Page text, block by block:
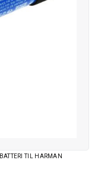
BATTERI TIL HARMAN